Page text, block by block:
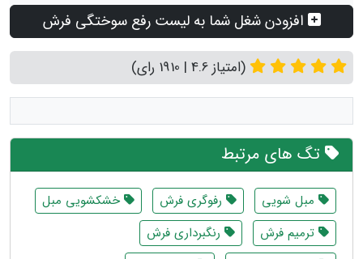
افزودن شغل شما به لیست رفع سوختگی فرش
(امتیاز 4.6 | 1910 رای)
تگ های مرتبط
مبل شویی رفوگری فرش
خشکشویی مبل
ترمیم فرش
رنگبرداری فرش